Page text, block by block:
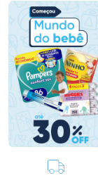
Benefícios